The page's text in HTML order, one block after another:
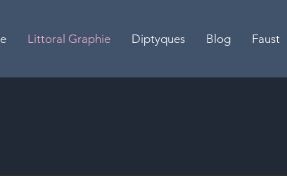
Littoral Graphie Diptyques Blog Faust